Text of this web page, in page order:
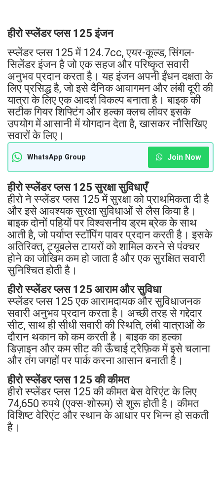
हीरो स्प्लेंडर प्लस 125 इंजन
स्प्लेंडर प्लस 125 में 124.7cc, एयर-कूल्ड, सिंगल-
सिलेंडर इंजन है जो एक सहज और परिष्कृत सवारी
अनुभव प्रदान करता है। यह इंजन अपनी ईंधन दक्षता के
लिए प्रसिद्ध है, जो इसे दैनिक आवागमन और लंबी दूरी की
यात्रा के लिए एक आदर्श विकल्प बनाता है। बाइक की
सटीक गियर शिफ्टिंग और हल्का क्लच लीवर इसके
उपयोग में आसानी में योगदान देता है, खासकर नौसिखिए
सवारों के लिए।
WhatsApp Group Join Now
हीरो स्प्लेंडर प्लस 125 सुरक्षा सुविधाएँ
हीरो ने स्प्लेंडर प्लस 125 में सुरक्षा को प्राथमिकता दी है
और इसे आवश्यक सुरक्षा सुविधाओं से लैस किया है।
बाइक दोनों पहियों पर विश्वसनीय ड्रम ब्रेक के साथ
आती है, जो पर्याप्त स्टॉपिंग पावर प्रदान करती है। इसके
अतिरिक्त, ट्यूबलेस टायरों को शामिल करने से पंक्चर
होने का जोखिम कम हो जाता है और एक सुरक्षित सवारी
सुनिश्चित होती है।
हीरो स्प्लेंडर प्लस 125 आराम और सुविधा
स्प्लेंडर प्लस 125 एक आरामदायक और सुविधाजनक
सवारी अनुभव प्रदान करता है। अच्छी तरह से गद्देदार
सीट, साथ ही सीधी सवारी की स्थिति, लंबी यात्राओं के
दौरान थकान को कम करती है। बाइक का हल्का
डिज़ाइन और कम सीट की ऊँचाई ट्रैफ़िक में इसे चलाना
और तंग जगहों पर पार्क करना आसान बनाती है।
हीरो स्प्लेंडर प्लस 125 की कीमत
हीरो स्प्लेंडर प्लस 125 की कीमत बेस वेरिएंट के लिए
74,650 रुपये (एक्स-शोरूम) से शुरू होती है। कीमत
विशिष्ट वेरिएंट और स्थान के आधार पर भिन्न हो सकती
है।